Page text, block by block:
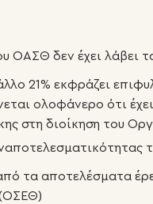
ΟΑΣΘ δεν έχει λάβει
21% εκφράζει
ολοφάνερο ότι
στη διοίκηση του
τα αποτελέσματα
(ΟΣΕΘ)